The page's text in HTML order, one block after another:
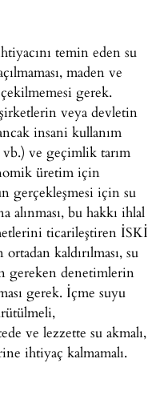
temin eden su
maden ve
gerek.
veya devletin
insani kullanım
ve geçimlik tarım
üretim için
gerçekleşmesi için su
alınması, bu hakkı ihlal
ticarileştiren İSKİ
kaldırılması, su
gereken denetimlerin
gerek. İçme suyu
ve lezzette su akmalı,
ihtiyaç kalmamalı.